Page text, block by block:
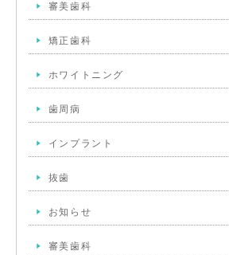
審美歯科
矯正歯科
ホワイトニング
歯周病
インプラント
抜歯
お知らせ
審美歯科